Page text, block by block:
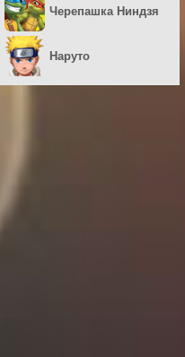
Черепашка Ниндзя
Наруто